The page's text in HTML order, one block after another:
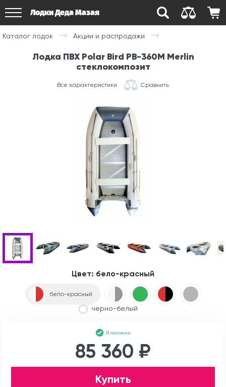
Лодки Деда Мазая
Каталог лодок Акции и распродажи
Лодка ПВХ Polar Bird PB-360M Merlin
стеклокомпозит
Все характеристики Сравнить
Цвет: бело-красный
бело-красный
черно-белый
В наличии
85 360 ₽
Купить